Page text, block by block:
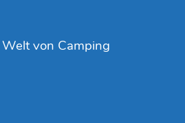
von Camping